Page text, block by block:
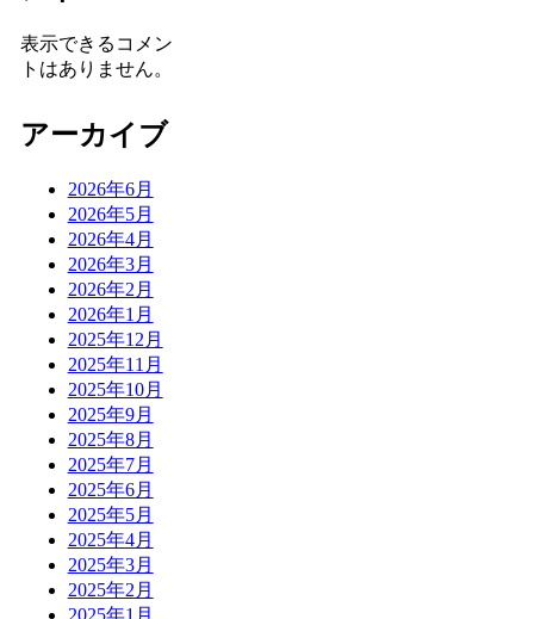
表示できるコメン
トはありません。
アーカイブ
2026年6月
2026年5月
2026年4月
2026年3月
2026年2月
2026年1月
2025年12月
2025年11月
2025年10月
2025年9月
2025年8月
2025年7月
2025年6月
2025年5月
2025年4月
2025年3月
2025年2月